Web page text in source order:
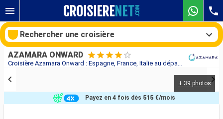
Croisière Azamara Onward : Espagne, France, Italie au départ de Barcelone
AZAMARA ONWARD
+ 39 photos
Payez en 4 fois dès 515 €/mois
Rechercher une croisière